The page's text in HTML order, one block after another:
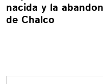
nacida y la
de Chalco